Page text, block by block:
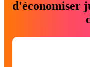
d'économiser